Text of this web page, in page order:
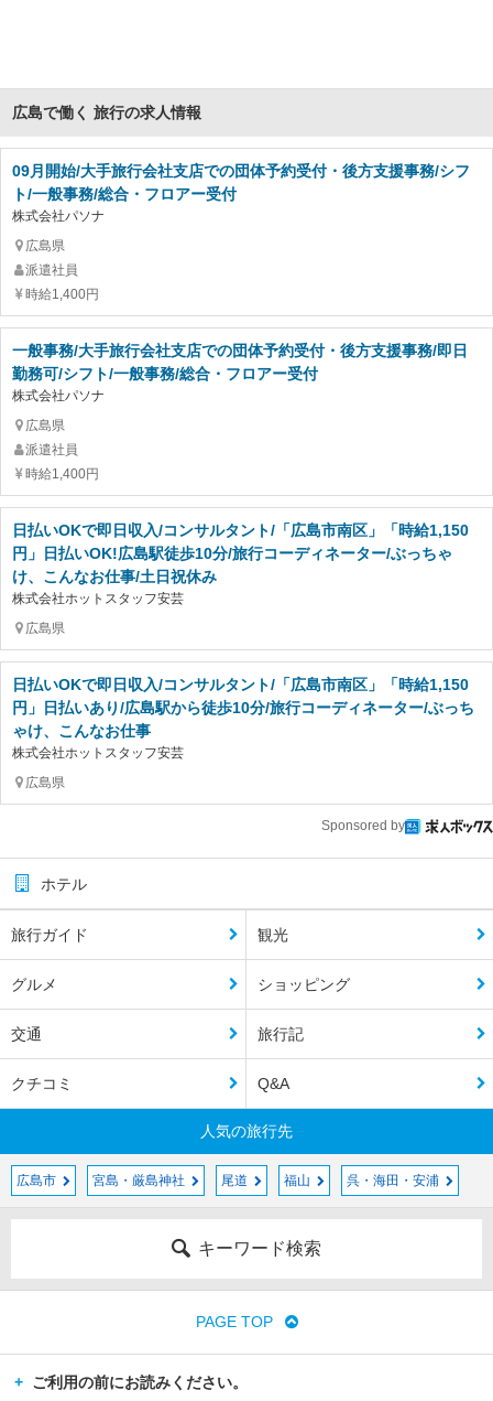
広島で働く 旅行の求人情報
09月開始/大手旅行会社支店での団体予約受付・後方支援事務/シフ
ト/一般事務/総合・フロアー受付
株式会社パソナ
広島県
派遣社員
時給1,400円
一般事務/大手旅行会社支店での団体予約受付・後方支援事務/即日
勤務可/シフト/一般事務/総合・フロアー受付
株式会社パソナ
広島県
派遣社員
時給1,400円
日払いOKで即日収入/コンサルタント/「広島市南区」「時給1,150
円」日払いOK!広島駅徒歩10分/旅行コーディネーター/ぶっちゃ
け、こんなお仕事/土日祝休み
株式会社ホットスタッフ安芸
広島県
日払いOKで即日収入/コンサルタント/「広島市南区」「時給1,150
円」日払いあり/広島駅から徒歩10分/旅行コーディネーター/ぶっち
ゃけ、こんなお仕事
株式会社ホットスタッフ安芸
広島県
Sponsored by
ホテル
旅行ガイド 観光
グルメ ショッピング
交通 旅行記
クチコミ Q&A
人気の旅行先
広島市 宮島・厳島神社 尾道 福山 呉・海田・安浦
キーワード検索
PAGE TOP
ご利用の前にお読みください。